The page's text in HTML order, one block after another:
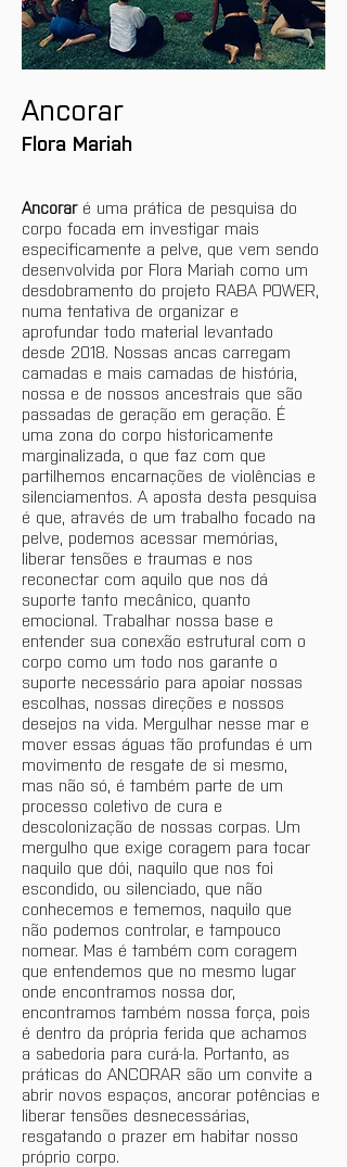
Ancorar
Flora Mariah
Ancorar é uma prática de pesquisa do
corpo focada em investigar mais
especificamente a pelve, que vem sendo
desenvolvida por Flora Mariah como um
desdobramento do projeto RABA POWER,
numa tentativa de organizar e
aprofundar todo material levantado
desde 2018. Nossas ancas carregam
camadas e mais camadas de história,
nossa e de nossos ancestrais que são
passadas de geração em geração. É
uma zona do corpo historicamente
marginalizada, o que faz com que
partilhemos encarnações de violências e
silenciamentos. A aposta desta pesquisa
é que, através de um trabalho focado na
pelve, podemos acessar memórias,
liberar tensões e traumas e nos
reconectar com aquilo que nos dá
suporte tanto mecânico, quanto
emocional. Trabalhar nossa base e
entender sua conexão estrutural com o
corpo como um todo nos garante o
suporte necessário para apoiar nossas
escolhas, nossas direções e nossos
desejos na vida. Mergulhar nesse mar e
mover essas águas tão profundas é um
movimento de resgate de si mesmo,
mas não só, é também parte de um
processo coletivo de cura e
descolonização de nossas corpas. Um
mergulho que exige coragem para tocar
naquilo que dói, naquilo que nos foi
escondido, ou silenciado, que não
conhecemos e tememos, naquilo que
não podemos controlar, e tampouco
nomear. Mas é também com coragem
que entendemos que no mesmo lugar
onde encontramos nossa dor,
encontramos também nossa força, pois
é dentro da própria ferida que achamos
a sabedoria para curá-la. Portanto, as
práticas do ANCORAR são um convite a
abrir novos espaços, ancorar potências e
liberar tensões desnecessárias,
resgatando o prazer em habitar nosso
próprio corpo.